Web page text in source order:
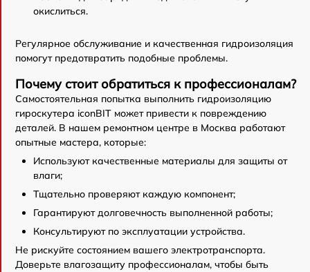
окислиться.
Регулярное обслуживание и качественная гидроизоляция
помогут предотвратить подобные проблемы.
Почему стоит обратиться к профессионалам?
Самостоятельная попытка выполнить гидроизоляцию
гироскутера iconBIT может привести к повреждению
деталей. В нашем ремонтном центре в Москва работают
опытные мастера, которые:
Используют качественные материалы для защиты от
влаги;
Тщательно проверяют каждую компонент;
Гарантируют долговечность выполненной работы;
Консультируют по эксплуатации устройства.
Не рискуйте состоянием вашего электротранспорта.
Доверьте влагозащиту профессионалам, чтобы быть